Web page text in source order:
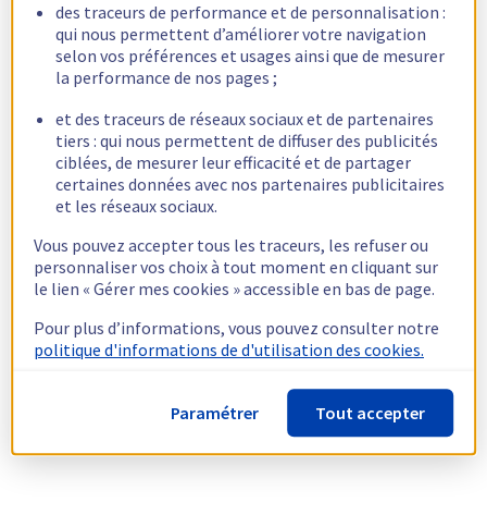
des traceurs de performance et de personnalisation :
qui nous permettent d’améliorer votre navigation
selon vos préférences et usages ainsi que de mesurer
la performance de nos pages ;
et des traceurs de réseaux sociaux et de partenaires
tiers : qui nous permettent de diffuser des publicités
ciblées, de mesurer leur efficacité et de partager
certaines données avec nos partenaires publicitaires
et les réseaux sociaux.
Vous pouvez accepter tous les traceurs, les refuser ou
personnaliser vos choix à tout moment en cliquant sur
le lien « Gérer mes cookies » accessible en bas de page.
Pour plus d’informations, vous pouvez consulter notre
politique d'informations de d'utilisation des cookies.
Paramétrer Tout accepter